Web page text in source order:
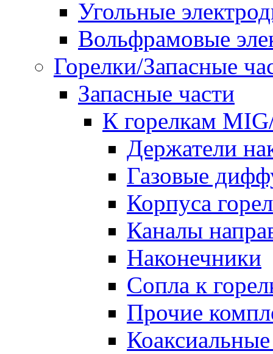
Угольные
Вольфрамовые
Горелки/Запасные
Запасные части
К горелкам
Держатели
Газовые
Корпуса
Каналы
Наконечники
Сопла к
Прочие